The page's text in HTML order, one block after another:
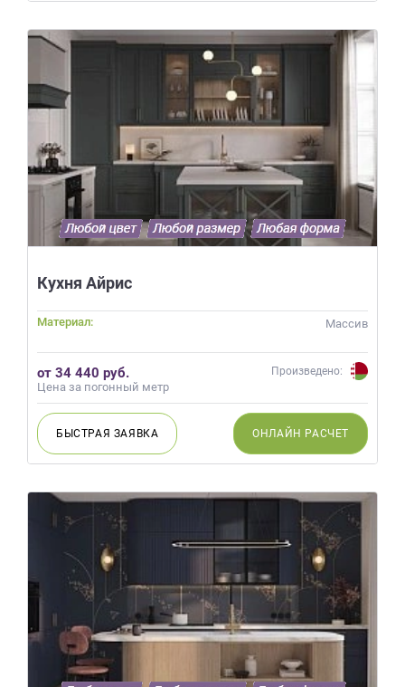
Кухня Айрис
Материал: Массив
от 34 440 руб.
Цена за погонный метр
Произведено:
БЫСТРАЯ ЗАЯВКА ОНЛАЙН РАСЧЕТ